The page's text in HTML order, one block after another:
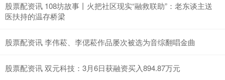
股票配资讯 108坊故事丨火把社区现实“融救联助”：老东谈主送
医扶持的温存桥梁‌
股票配资讯 李伟菘、李偲菘作品屡次被选为音综翻唱金曲
股票配资讯 双元科技：3月6日获融资买入894.87万元